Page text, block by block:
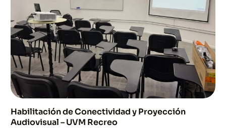
Habilitación de Conectividad y Proyección
Audiovisual – UVM Recreo